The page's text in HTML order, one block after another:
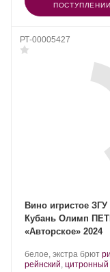
ПОСТУПЛЕНИИ
РТ-00005427
Вино игристое ЗГУ
Кубань Олимп
«Авторское» 2024
Производитель:
Olymp
белое, экстра брют .
рейнский, цитронный